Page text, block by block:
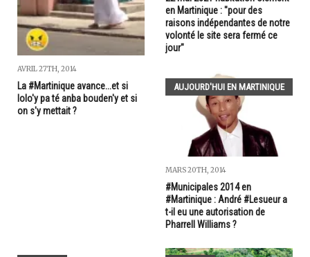
AVRIL 27TH, 2014
La #Martinique avance...et si
lolo'y pa té anba bouden'y et si
on s'y mettait ?
en Martinique : "pour des
raisons indépendantes de notre
volonté le site sera fermé ce
jour"
AUJOURD'HUI EN MARTINIQUE
MARS 20TH, 2014
#Municipales 2014 en
#Martinique : André #Lesueur a
t-il eu une autorisation de
Pharrell Williams ?